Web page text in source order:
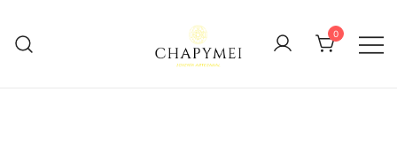
content
0